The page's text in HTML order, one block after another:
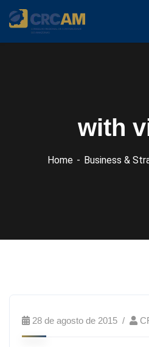
with
Home Business &
28 de agosto de 2015